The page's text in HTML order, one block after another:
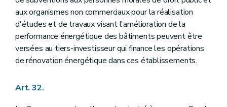
aux organismes non commerciaux pour la réalisation
d'études et de travaux visant l'amélioration de la
performance énergétique des bâtiments peuvent être
versées au tiers-investisseur qui finance les opérations
de rénovation énergétique dans ces établissements.
Art. 32.